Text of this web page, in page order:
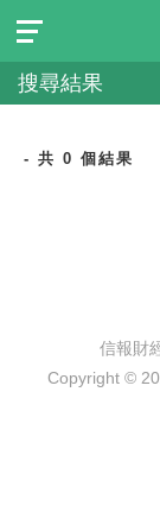
搜尋結果
- 共 0 個結果
信報財
Copyright ©